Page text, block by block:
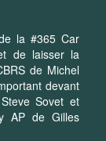
la #365 Car
de laisser la
de Michel
devant
Sovet et
AP de Gilles